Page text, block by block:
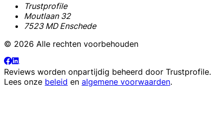
Trustprofile
Moutlaan 32
7523 MD Enschede
© 2026 Alle rechten voorbehouden
Reviews worden onpartijdig beheerd door Trustprofile.
Lees onze beleid en algemene voorwaarden.